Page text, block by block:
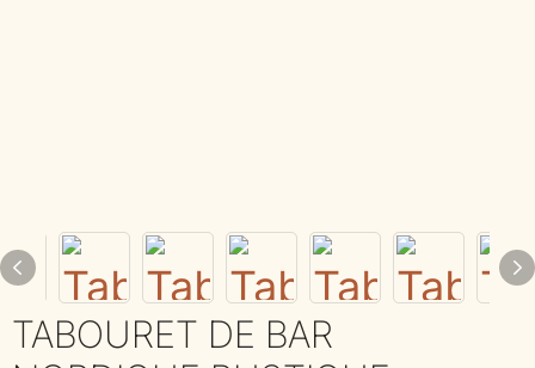
TABOURET DE BAR